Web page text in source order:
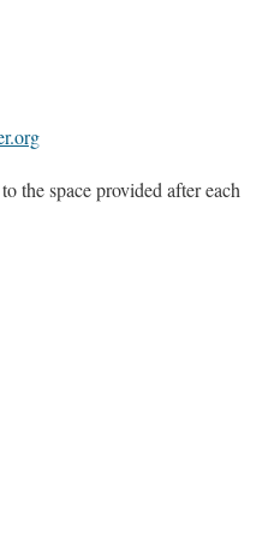
the space provided after each